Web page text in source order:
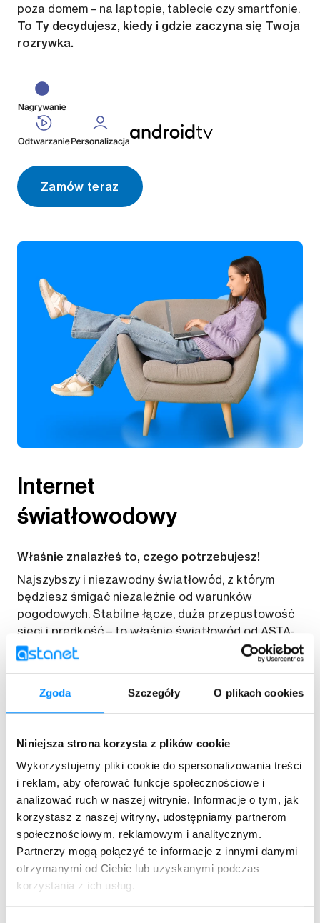
Zgoda Szczegóły O plikach cookies
Niniejsza strona korzysta z plików cookie
Wykorzystujemy pliki cookie do spersonalizowania treści
i reklam, aby oferować funkcje społecznościowe i
analizować ruch w naszej witrynie. Informacje o tym, jak
korzystasz z naszej witryny, udostępniamy partnerom
społecznościowym, reklamowym i analitycznym.
Partnerzy mogą połączyć te informacje z innymi danymi
otrzymanymi od Ciebie lub uzyskanymi podczas
korzystania z ich usług.
poza domem – na laptopie, tablecie czy smartfonie.
To Ty decydujesz, kiedy i gdzie zaczyna się Twoja
rozrywka.
Zamów teraz
Internet
światłowodowy
Właśnie znalazłeś to, czego potrzebujesz!
Najszybszy i niezawodny światłowód, z którym
będziesz śmigać niezależnie od warunków
pogodowych. Stabilne łącze, duża przepustowość
sieci i prędkość – to właśnie światłowód od ASTA-
NET! Sprawdzi się do pracy, nauki i relaksu o każdej
porze.
Zamów teraz
Złap więcej wrażeń
z prawdziwymi kanałami premium